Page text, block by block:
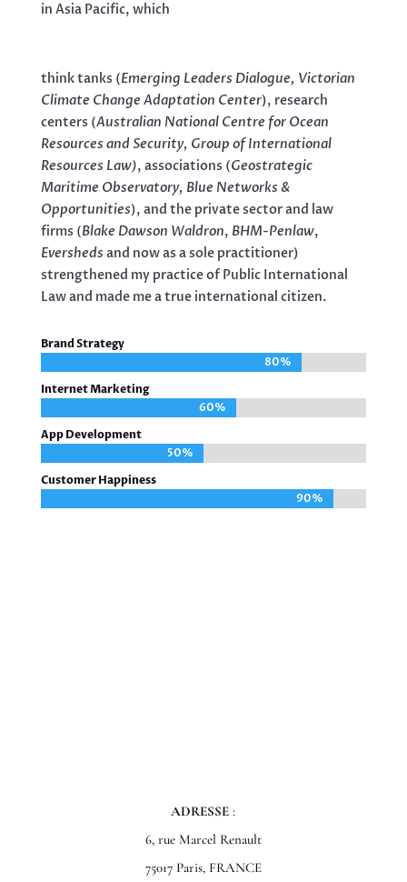
in Asia Pacific, which
think tanks (Emerging Leaders Dialogue, Victorian
Climate Change Adaptation Center), research
centers (Australian National Centre for Ocean
Resources and Security, Group of International
Resources Law), associations (Geostrategic
Maritime Observatory, Blue Networks &
Opportunities), and the private sector and law
firms (Blake Dawson Waldron, BHM-Penlaw,
Eversheds and now as a sole practitioner)
strengthened my practice of Public International
Law and made me a true international citizen.
Brand Strategy
80%
80%
Internet Marketing
60%
60%
App Development
50%
50%
Customer Happiness
90%
90%
ADRESSE :
6, rue Marcel Renault
75017 Paris, FRANCE